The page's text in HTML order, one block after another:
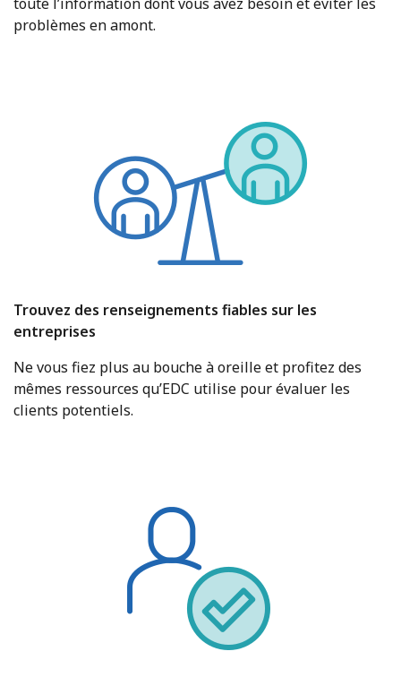
problèmes en amont.
Trouvez des renseignements fiables sur les
entreprises
Ne vous fiez plus au bouche à oreille et profitez des
mêmes ressources qu’EDC utilise pour évaluer les
clients potentiels.